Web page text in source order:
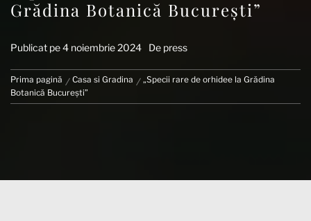
Grădina Botanică București”
Publicat pe4 noiembrie 2024 De press
Prima pagină Casa si Gradina
„Specii rare de orhidee la Grădina
Botanică București”